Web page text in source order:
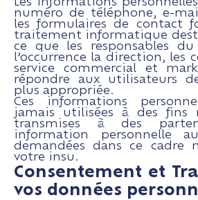
numéro de téléphone, e-
les formulaires de contact
traitement informatique
ce que les responsables
l’occurrence la direction, les
service commercial et
répondre aux utilisateurs
plus appropriée.
Ces informations
jamais utilisées à des fins
transmises à des
information personnelle
demandées dans ce cadre
votre insu.
Consentement et
vos données